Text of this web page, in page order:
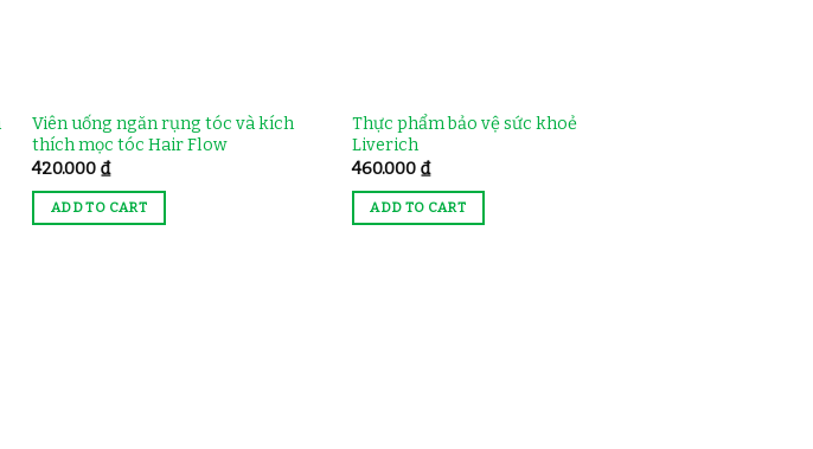
Viên uống ngăn rụng tóc và kích
thích mọc tóc Hair Flow
420.000 ₫
ADD TO CART
Thực phẩm bảo vệ sức khoẻ
Liverich
460.000 ₫
ADD TO CART